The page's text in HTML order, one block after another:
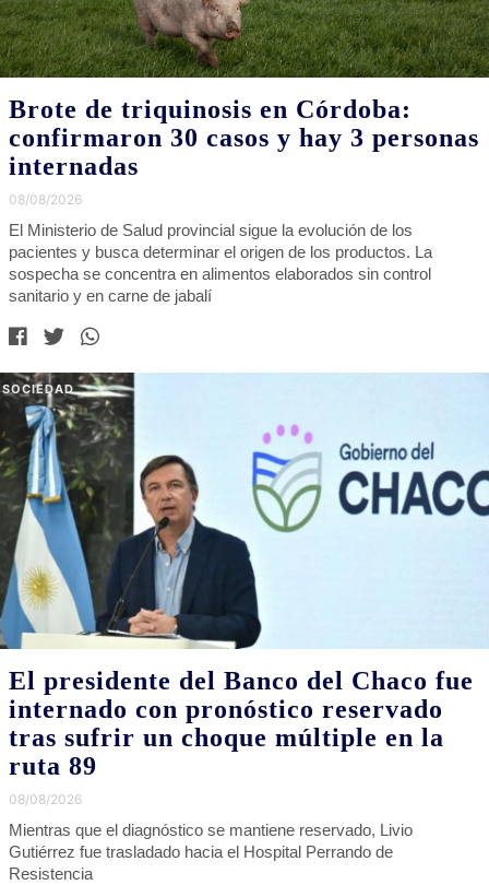
Brote de triquinosis en Córdoba:
confirmaron 30 casos y hay 3 personas
internadas
08/08/2026
El Ministerio de Salud provincial sigue la evolución de los
pacientes y busca determinar el origen de los productos. La
sospecha se concentra en alimentos elaborados sin control
sanitario y en carne de jabalí
SOCIEDAD
El presidente del Banco del Chaco fue
internado con pronóstico reservado
tras sufrir un choque múltiple en la
ruta 89
08/08/2026
Mientras que el diagnóstico se mantiene reservado, Livio
Gutiérrez fue trasladado hacia el Hospital Perrando de
Resistencia